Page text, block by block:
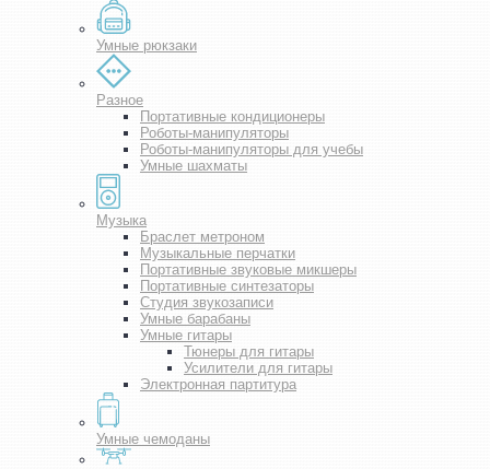
Умные рюкзаки
Разное
Портативные кондиционеры
Роботы-манипуляторы
Роботы-манипуляторы для учебы
Умные шахматы
Музыка
Браслет метроном
Музыкальные перчатки
Портативные звуковые микшеры
Портативные синтезаторы
Студия звукозаписи
Умные барабаны
Умные гитары
Тюнеры для гитары
Усилители для гитары
Электронная партитура
Умные чемоданы